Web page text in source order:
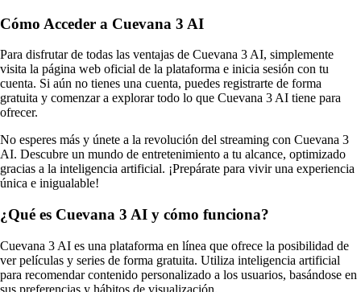
Cómo Acceder a Cuevana 3 AI
Para disfrutar de todas las ventajas de Cuevana 3 AI, simplemente
visita la página web oficial de la plataforma e inicia sesión con tu
cuenta. Si aún no tienes una cuenta, puedes registrarte de forma
gratuita y comenzar a explorar todo lo que Cuevana 3 AI tiene para
ofrecer.
No esperes más y únete a la revolución del streaming con Cuevana 3
AI. Descubre un mundo de entretenimiento a tu alcance, optimizado
gracias a la inteligencia artificial. ¡Prepárate para vivir una experiencia
única e inigualable!
¿Qué es Cuevana 3 AI y cómo funciona?
Cuevana 3 AI es una plataforma en línea que ofrece la posibilidad de
ver películas y series de forma gratuita. Utiliza inteligencia artificial
para recomendar contenido personalizado a los usuarios, basándose en
sus preferencias y hábitos de visualización.